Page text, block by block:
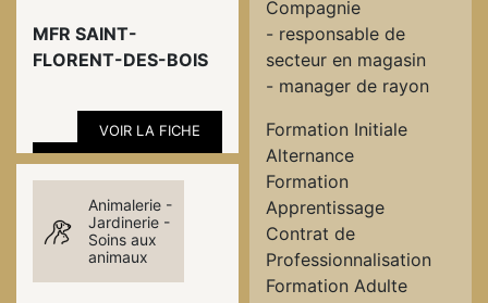
MFR SAINT-
FLORENT-DES-BOIS
VOIR LA FICHE
Compagnie
- responsable de
secteur en magasin
- manager de rayon
Formation Initiale
Alternance
Formation
Apprentissage
Contrat de
Professionnalisation
Formation Adulte
Animalerie -
Jardinerie -
Soins aux
animaux